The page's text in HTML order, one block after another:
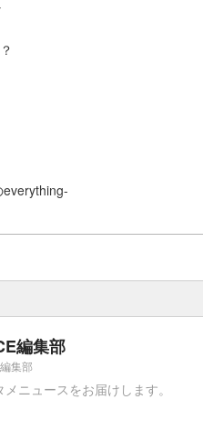
編集部
集部
メニュースをお届けします。